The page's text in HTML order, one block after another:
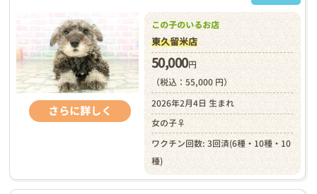
さらに詳しく
この子のいるお店
東久留米店
50,000円
（税込：55,000 円）
2026年2月4日 生まれ
女の子♀
ワクチン回数: 3回済(6種・10種・10
種)